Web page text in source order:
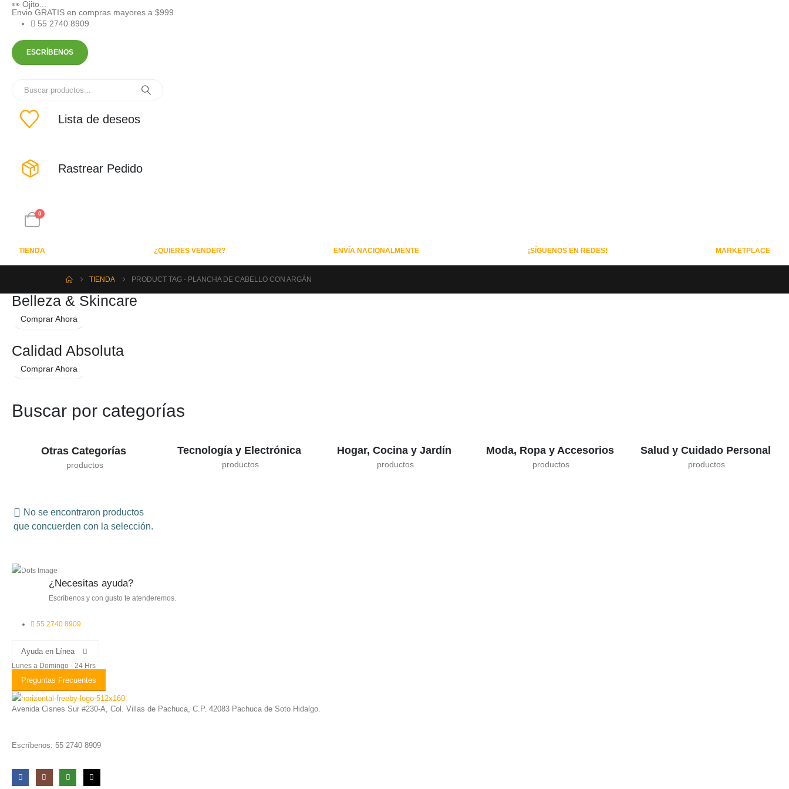
👀 Ojito...
Envio GRATIS en compras mayores a $999
55 2740 8909
ESCRÍBENOS
Lista de deseos
Rastrear Pedido
0
TIENDA ¿QUIERES VENDER? ENVÍA NACIONALMENTE ¡SÍGUENOS EN REDES! MARKETPLACE
TIENDA PRODUCT TAG - PLANCHA DE CABELLO CON ARGÁN
Belleza & Skincare
Comprar Ahora
Calidad Absoluta
Comprar Ahora
Buscar por categorías
Otras Categorías Tecnología y Electrónica Hogar, Cocina y Jardín Moda, Ropa y Accesorios Salud y Cuidado Personal
No se encontraron productos
que concuerden con la selección.
¿Necesitas ayuda?
Escríbenos y con gusto te atenderemos.
55 2740 8909
Ayuda en Línea
Lunes a Domingo - 24 Hrs
Preguntas Frecuentes
Avenida Cisnes Sur #230-A, Col. Villas de Pachuca, C.P. 42083 Pachuca de Soto Hidalgo.
Escríbenos: 55 2740 8909